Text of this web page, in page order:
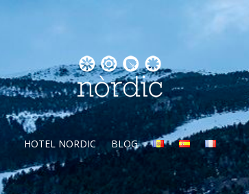
HOTEL NORDIC BLOG